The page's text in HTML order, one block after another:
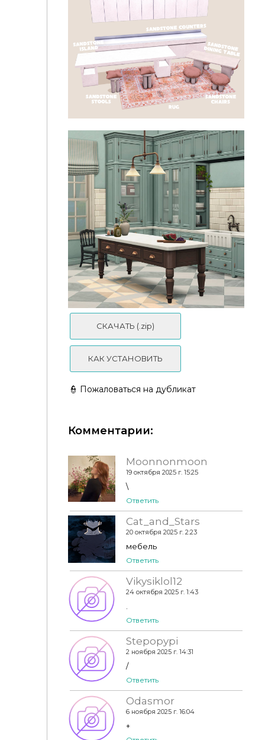
LalaLANA - Nest Collection (Kitchen Part)
DoodleFae - Sandstone Kitchen Set
✮ Felixandre - ESTATE Part 12 ✮
СКАЧАТЬ (.zip)
КАК УСТАНОВИТЬ
👮 Пожаловаться на дубликат
Комментарии:
Moonnonmoon
19 октября 2025 г. 15:25
\
Ответить
Cat_and_Stars
20 октября 2025 г. 2:23
мебель
Ответить
Vikysiklol12
24 октября 2025 г. 1:43
.
Ответить
Stepopypi
2 ноября 2025 г. 14:31
/
Ответить
Odasmor
6 ноября 2025 г. 16:04
+